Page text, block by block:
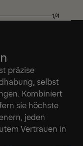
1/4
präzise
selbst
Kombiniert
sie höchste
jeden
Vertrauen in